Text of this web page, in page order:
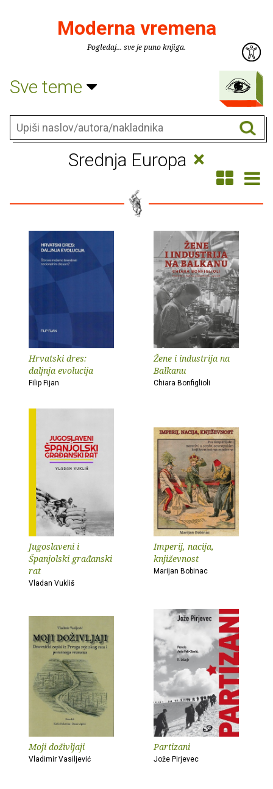
Moderna vremena
Pogledaj... sve je puno knjiga.
Sve teme
Srednja Europa ×
Hrvatski dres:
daljnja evolucija
Filip Fijan
Žene i industrija na
Balkanu
Chiara Bonfiglioli
Jugoslaveni i
Španjolski građanski
rat
Vladan Vukliš
Imperij, nacija,
književnost
Marijan Bobinac
Moji doživljaji
Vladimir Vasiljević
Partizani
Jože Pirjevec